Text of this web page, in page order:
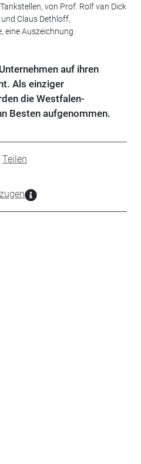
von Prof. Rolf van Dick
Claus Dethloff,
eine Auszeichnung.
auf ihren
Als einziger
die Westfalen-
Besten aufgenommen.
Teilen